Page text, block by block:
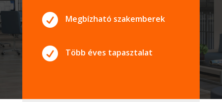
 Megbízható szakemberek
 Több éves tapasztalat